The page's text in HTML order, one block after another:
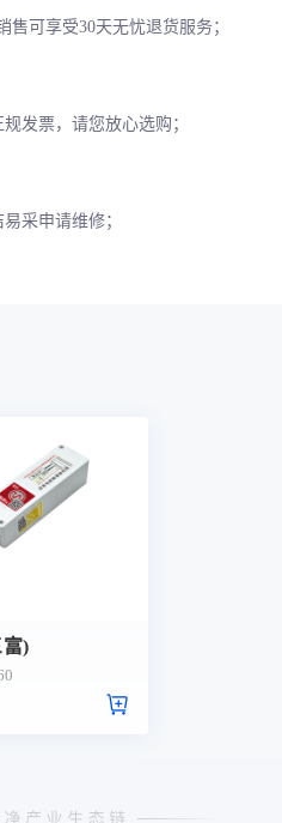
可享受30天无忧退货服务；
发票，请您放心选购；
采申请维修；
)